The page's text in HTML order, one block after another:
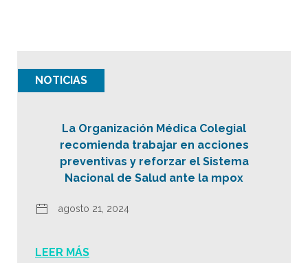
NOTICIAS
La Organización Médica Colegial
recomienda trabajar en acciones
preventivas y reforzar el Sistema
Nacional de Salud ante la mpox
agosto 21, 2024
LEER MÁS